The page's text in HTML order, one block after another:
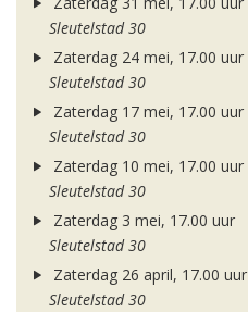
Sleutelstad 30
Zaterdag 24 mei, 17.00 uur
Sleutelstad 30
Zaterdag 17 mei, 17.00 uur
Sleutelstad 30
Zaterdag 10 mei, 17.00 uur
Sleutelstad 30
Zaterdag 3 mei, 17.00 uur
Sleutelstad 30
Zaterdag 26 april, 17.00 uur
Sleutelstad 30